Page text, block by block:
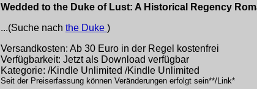
Wedded to the Duke of Lust: A Historical Regency
...(Suche nach the Duke )
Versandkosten: Ab 30 Euro in der Regel kostenfrei
Verfügbarkeit: Jetzt als Download verfügbar
Kategorie: /Kindle Unlimited /Kindle Unlimited
Seit der Preiserfassung können Veränderungen erfolgt sein**/Link*